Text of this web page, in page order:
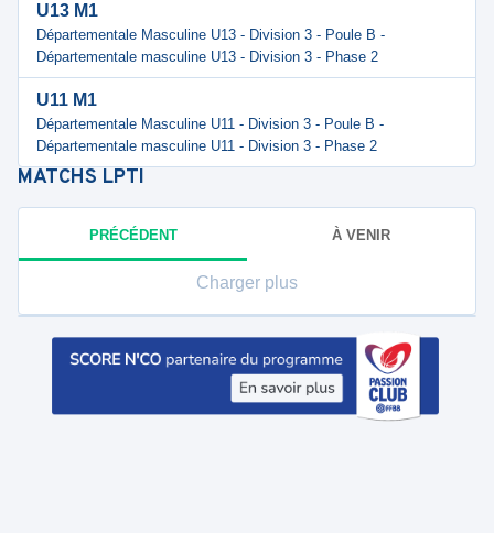
U13 M1
Départementale Masculine U13 - Division 3 - Poule B -
Départementale masculine U13 - Division 3 - Phase 2
U11 M1
Départementale Masculine U11 - Division 3 - Poule B -
Départementale masculine U11 - Division 3 - Phase 2
MATCHS LPTI
PRÉCÉDENT À VENIR
Charger plus